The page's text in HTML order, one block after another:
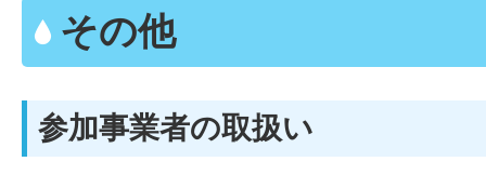
その他
参加事業者の取扱い